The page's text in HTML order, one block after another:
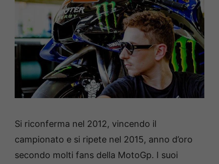
Si riconferma nel 2012, vincendo il
campionato e si ripete nel 2015, anno d’oro
secondo molti fans della MotoGp. I suoi